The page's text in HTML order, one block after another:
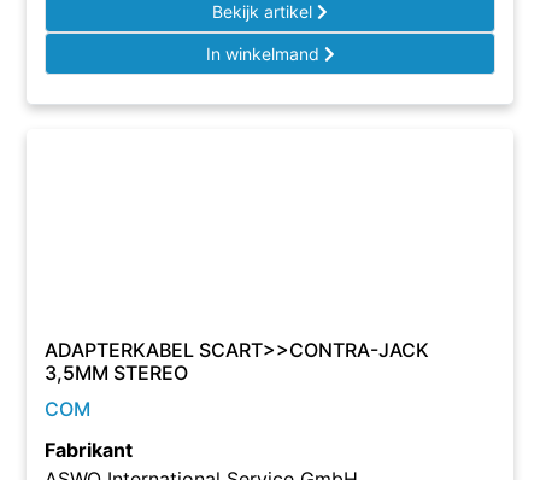
Bekijk artikel
In winkelmand
ADAPTERKABEL SCART>>CONTRA-JACK
3,5MM STEREO
COM
Fabrikant